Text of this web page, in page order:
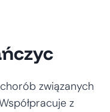
związanych
z